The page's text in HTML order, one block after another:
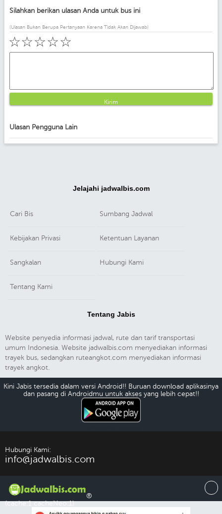
Silahkan berikan ulasan Anda untuk bus ini
(Ulasan Bukan Berupa Pertanyaan Karena Tidak Akan Dijawab)
☆
☆
☆
☆
☆
Kirim
Ulasan Pengguna Lain
Jelajahi jadwalbis.com
Cari Bis Sumbang Jadwal
Kebijakan Privasi Ketentuan Layanan
Sangkalan Hubungi Kami
Tentang Kami
Tentang Jabis
Website penyedia informasi jadwal, rute dan tarif transportasi
umum Indonesia. Website jadwalbis.com menyediakan informasi
trayek bus, sedangkan ruteangkot.com menyediakan informasi
trayek angkot.
Kini Jabis tersedia dalam versi Android!! Buruan download aplikasinya
dan pasang di Androidmu untuk akses yang lebih cepat!!
Hubungi Kami:
info@jadwalbis.com
®
(cache:1 cacheNeo:1)